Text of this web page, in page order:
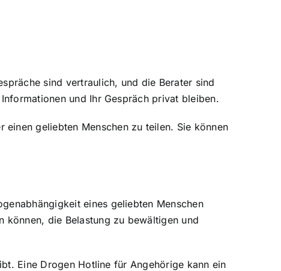
sind vertraulich, und die Berater sind
und Ihr Gespräch privat bleiben.
geliebten Menschen zu teilen. Sie können
eines geliebten Menschen
die Belastung zu bewältigen und
Eine Drogen Hotline für Angehörige kann ein